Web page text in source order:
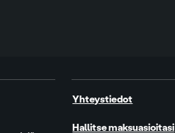
Yhteystiedot
Hallitse maksuasioitasi